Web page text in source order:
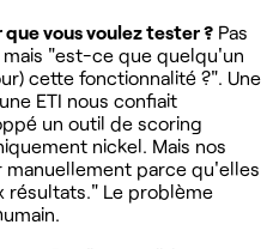
vous voulez tester ? Pas
"est-ce que quelqu'un
cette fonctionnalité ?". Une
ETI nous confiait
un outil de scoring
nickel. Mais nos
parce qu'elles
résultats." Le problème